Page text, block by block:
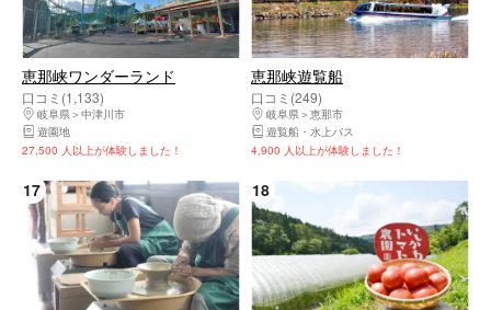
恵那峡ワンダーランド
口コミ(1,133)
岐阜県
中津川市
遊園地
27,500 人以上が体験しました！
恵那峡遊覧船
口コミ(249)
岐阜県
恵那市
遊覧船・水上バス
4,900 人以上が体験しました！
17 18